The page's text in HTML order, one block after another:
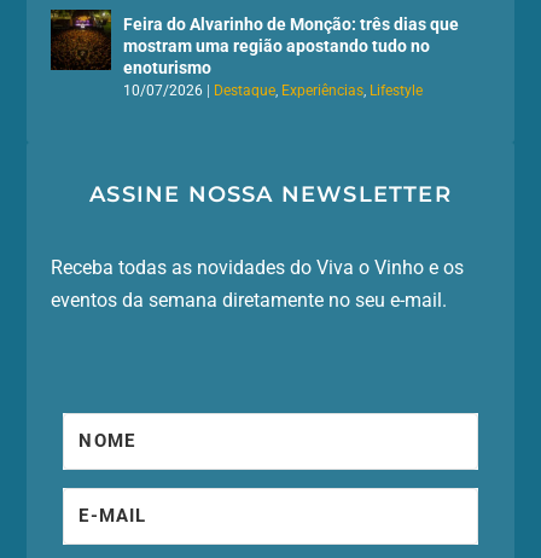
Feira do Alvarinho de Monção: três dias que
mostram uma região apostando tudo no
enoturismo
10/07/2026 | Destaque Experiências Lifestyle
ASSINE NOSSA NEWSLETTER
Receba todas as novidades do Viva o Vinho e os
eventos da semana diretamente no seu e-mail.